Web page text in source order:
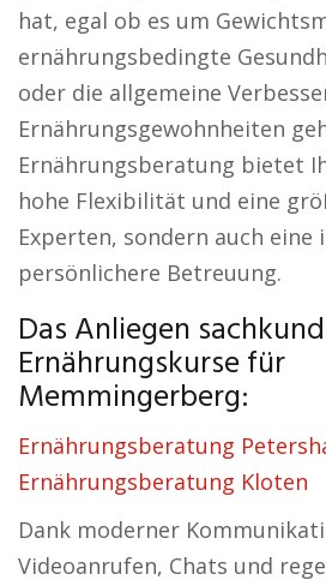
hat, egal ob es um
ernährungsbedingte
oder die allgemeine
Ernährungsgewohnheiten
Ernährungsberatung bietet
hohe Flexibilität und eine
Experten, sondern auch eine
persönlichere Betreuung.
Das Anliegen
Ernährungskurse für
Memmingerberg:
Ernährungsberatung
Ernährungsberatung Kloten
Dank moderner
Videoanrufen, Chats und